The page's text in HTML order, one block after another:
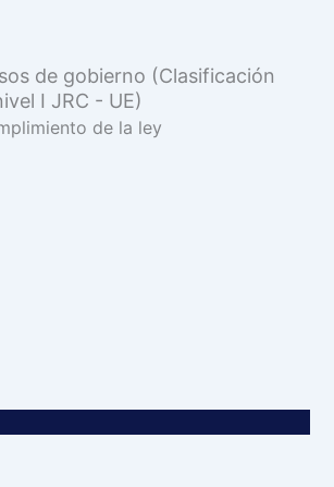
de gobierno (Clasificación
I JRC - UE)
de la ley